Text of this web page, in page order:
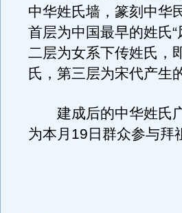
中华姓氏墙，篆刻中华
首层为中国最早的姓氏
二层为女系下传姓氏，
氏，第三层为宋代产生
建成后的中华姓氏广
为本月19日群众参与拜